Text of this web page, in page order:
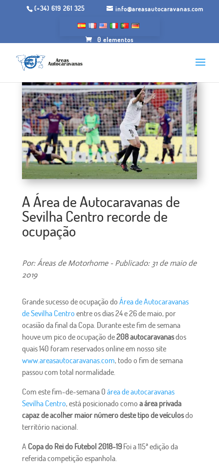
(+34) 619 261 325 info@areasautocaravanas.com
0 elementos
A Área de Autocaravanas de
Sevilha Centro recorde de
ocupação
Por: Áreas de Motorhome - Publicado: 31 de maio de
2019
Grande sucesso de ocupação do Área de Autocaravanas
de Sevilha Centro entre os dias 24 e 26 de maio, por
ocasião da final da Copa. Durante este fim de semana
houve um pico de ocupação de208 autocaravanasdos
quais 140 foram reservados online em nosso site
www.areasautocaravanas.com, todo o fim de semana
passou com total normalidade.
Com este fim-de-semana O área de autocaravanas
Sevilha Centro, está posicionado como a área privada
capaz de acolher maior número deste tipo de veículosdo
território nacional.
A Copa do Rei do Futebol 2018-19Foi a 115ª edição da
referida competição espanhola.